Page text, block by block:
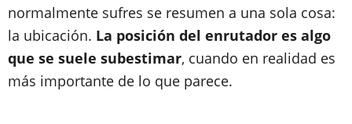
normalmente sufres se resumen a una sola cosa:
la ubicación. La posición del enrutador es algo
que se suele subestimar, cuando en realidad es
más importante de lo que parece.